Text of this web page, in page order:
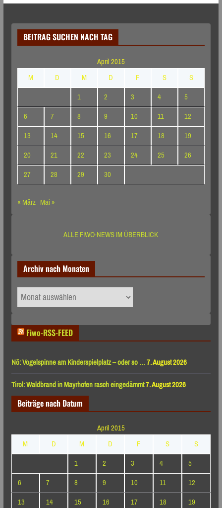
BEITRAG SUCHEN NACH TAG
April 2015
M
D M D F S
S
1
2 3 4
5
6
7 8 9 10 11
12
13
14 15 16 17 18
19
20
21 22 23 24 25
26
27
28 29
30
« März Mai »
ALLE FIWO-NEWS IM ÜBERBLICK
Archiv nach Monaten
Archiv
nach
Fiwo-RSS-FEED
Nö: Vogelspinne am Kinderspielplatz – oder so …7. August 2026
Tirol: Waldbrand in Mayrhofen rasch eingedämmt7. August 2026
Beiträge nach Datum
April 2015
M
D M D F S
S
1
2 3 4
5
6
7 8 9 10 11
12
13
14 15 16 17 18 19